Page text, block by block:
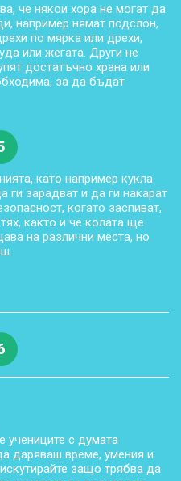
че някои хора не могат да
например нямат подслон,
по мярка или дрехи,
или жегата. Други не
достатъчно храна или
за да бъдат
като например кукла
ги зарадват и да ги накарат
когато заспиват,
както и че колата ще
на различни места, но
учениците с думата
даряваш време, умения и
защо трябва да